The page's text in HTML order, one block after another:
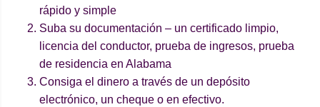
rápido y simple
Suba su documentación – un certificado limpio,
licencia del conductor, prueba de ingresos, prueba
de residencia en Alabama
Consiga el dinero a través de un depósito
electrónico, un cheque o en efectivo.